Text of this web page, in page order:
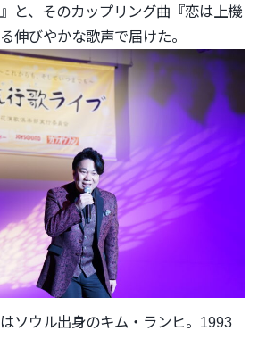
と、そのカップリング曲『恋は上機
伸びやかな歌声で届けた。
ソウル出身のキム・ランヒ。 1993